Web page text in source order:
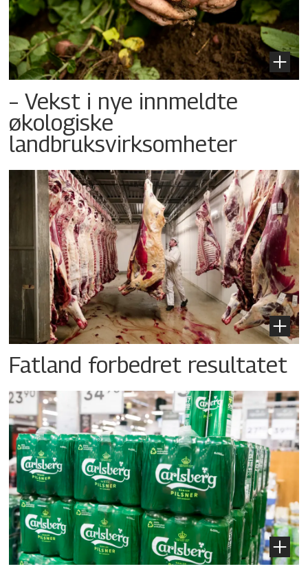
– Vekst i nye innmeldte
økologiske
landbruksvirksomheter
Fatland forbedret resultatet